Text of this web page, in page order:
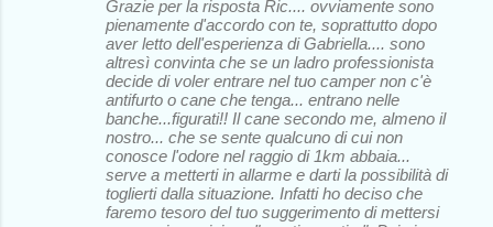
Grazie per la risposta Ric.... ovviamente sono
pienamente d'accordo con te, soprattutto dopo
aver letto dell'esperienza di Gabriella.... sono
altresì convinta che se un ladro professionista
decide di voler entrare nel tuo camper non c'è
antifurto o cane che tenga... entrano nelle
banche...figurati!! Il cane secondo me, almeno il
nostro... che se sente qualcuno di cui non
conosce l'odore nel raggio di 1km abbaia...
serve a metterti in allarme e darti la possibilità di
toglierti dalla situazione. Infatti ho deciso che
faremo tesoro del tuo suggerimento di mettersi